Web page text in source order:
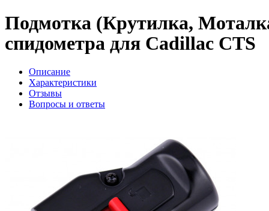
Подмотка (Крутилка,
спидометра для Cadillac CTS
Описание
Характеристики
Отзывы
Вопросы и ответы